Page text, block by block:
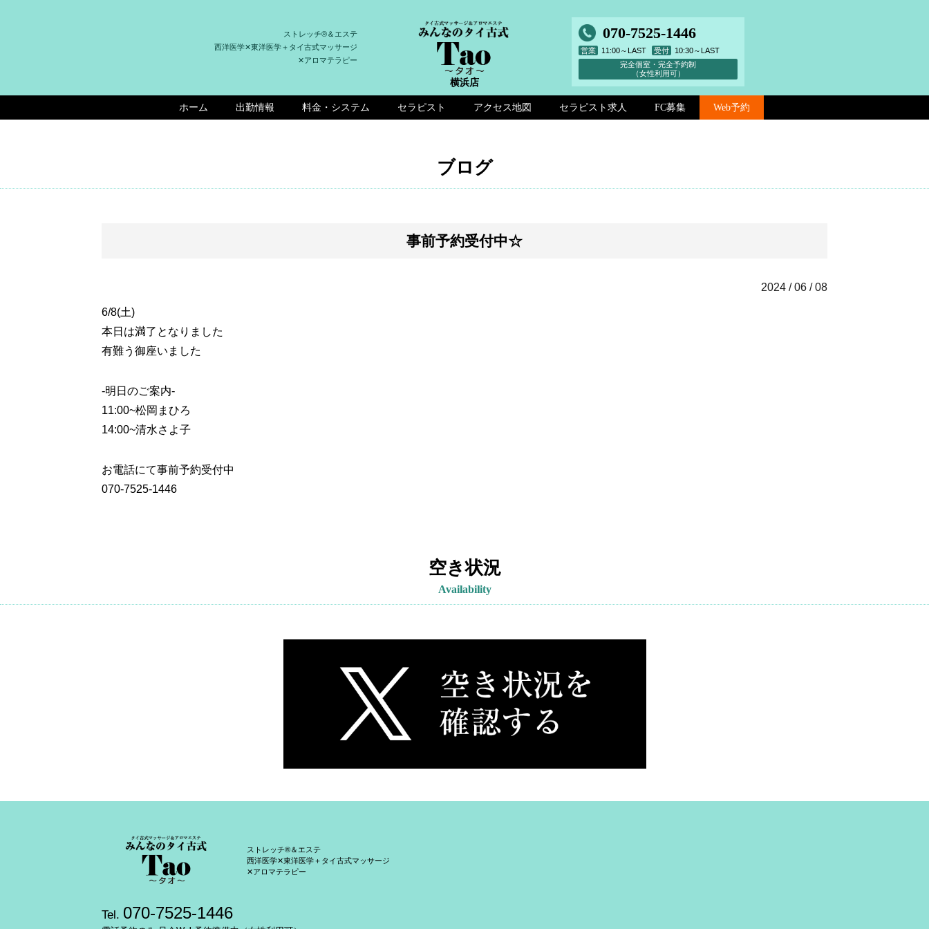
ストレッチ®＆エステ
西洋医学✕東洋医学＋タイ古式マッサージ
✕アロマテラピー
横浜店
070-7525-1446
営業 11:00～LAST 受付
10:30～LAST
完全個室・完全予約制
（女性利用可）
ホーム 出勤情報 料金・システム セラピスト アクセス地図 セラピスト求人 FC募集 Web予約
ブログ
事前予約受付中☆
2024 / 06 / 08
6/8(土)
本日は満了となりました
有難う御座いました
-明日のご案内-
11:00~松岡まひろ
14:00~清水さよ子
お電話にて事前予約受付中
070-7525-1446
空き状況
Availability
ストレッチ®＆エステ
西洋医学✕東洋医学＋タイ古式マッサージ
✕アロマテラピー
Tel. 070-7525-1446